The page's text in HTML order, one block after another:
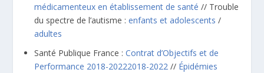
médicamenteux en établissement de santé // Trouble
du spectre de l’autisme :enfants et adolescents /
adultes
Santé Publique France :Contrat d’Objectifs et de
Performance 2018-20222018-2022 // Épidémies